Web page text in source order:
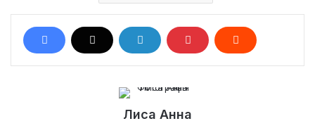
Лиса Анна